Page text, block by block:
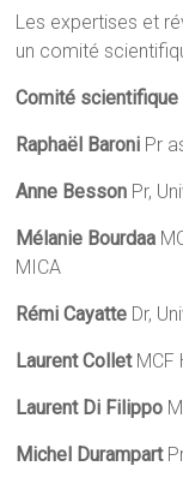
Les expertises et
un comité
Comité scientifique
Raphaël Baroni Pr
Anne Besson Pr,
Mélanie Bourdaa
MICA
Rémi Cayatte Dr,
Laurent ColletMCF
Laurent Di Filippo
Michel Durampart